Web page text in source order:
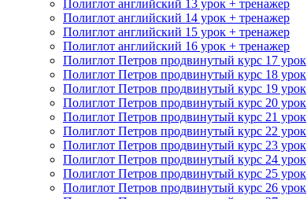
Полиглот английский 13 урок + тренажер
Полиглот английский 14 урок + тренажер
Полиглот английский 15 урок + тренажер
Полиглот английский 16 урок + тренажер
Полиглот Петров продвинутый курс 17 урок
Полиглот Петров продвинутый курс 18 урок
Полиглот Петров продвинутый курс 19 урок
Полиглот Петров продвинутый курс 20 урок
Полиглот Петров продвинутый курс 21 урок
Полиглот Петров продвинутый курс 22 урок
Полиглот Петров продвинутый курс 23 урок
Полиглот Петров продвинутый курс 24 урок
Полиглот Петров продвинутый курс 25 урок
Полиглот Петров продвинутый курс 26 урок